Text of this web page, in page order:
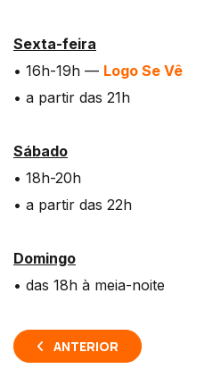
Sexta-feira
• 16h-19h — Logo Se Vê
• a partir das 21h
Sábado
• 18h-20h
• a partir das 22h
Domingo
• das 18h à meia-noite
ANTERIOR